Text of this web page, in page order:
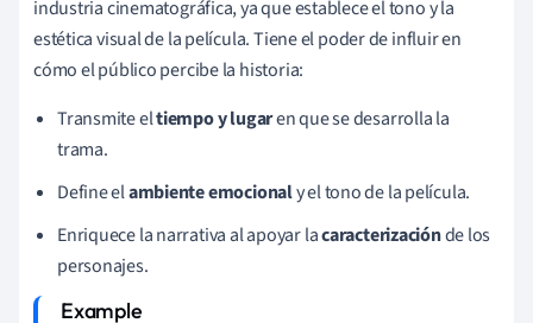
industria cinematográfica, ya que establece el tono y la
estética visual de la película. Tiene el poder de influir en
cómo el público percibe la historia:
Transmite eltiempo y lugaren que se desarrolla la
trama.
Define elambiente emocionaly el tono de la película.
Enriquece la narrativa al apoyar lacaracterizaciónde los
personajes.